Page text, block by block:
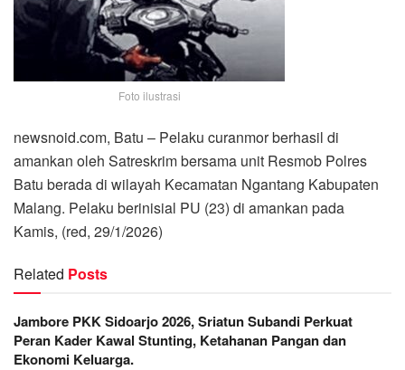
Foto ilustrasi
newsnoid.com, Batu – Pelaku curanmor berhasil di
amankan oleh Satreskrim bersama unit Resmob Polres
Batu berada di wilayah Kecamatan Ngantang Kabupaten
Malang. Pelaku berinisial PU (23) di amankan pada
Kamis, (red, 29/1/2026)
Related Posts
Jambore PKK Sidoarjo 2026, Sriatun Subandi Perkuat
Peran Kader Kawal Stunting, Ketahanan Pangan dan
Ekonomi Keluarga.